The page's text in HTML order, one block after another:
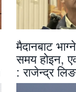
मैदानबाट
समय होइन,
: राजेन्द्र